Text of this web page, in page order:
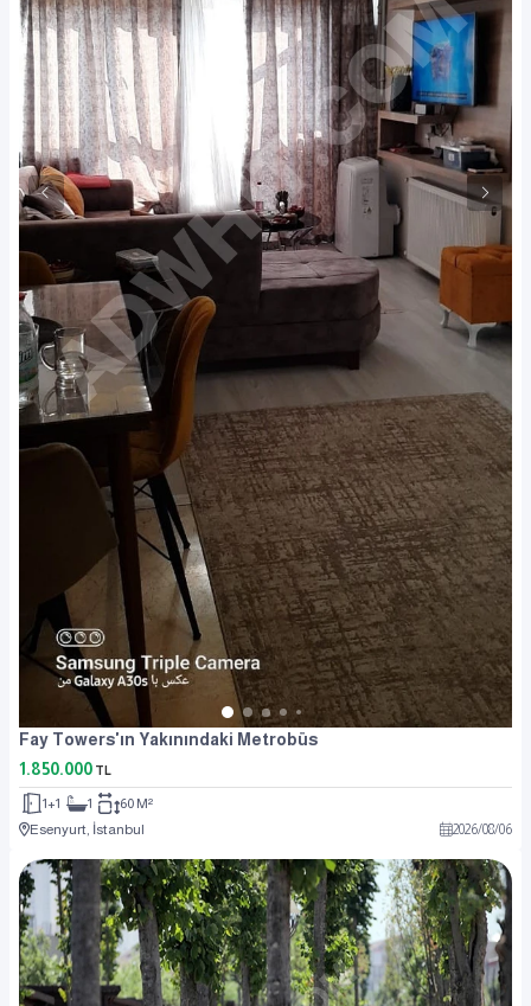
Fay Towers'ın Yakınındaki Metrobüs
1.850.000 TL
1+1 1
60 M²
Esenyurt, İstanbul
2026/08/06